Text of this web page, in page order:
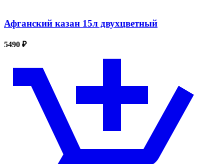
Афганский казан 15л двухцветный
5490 ₽